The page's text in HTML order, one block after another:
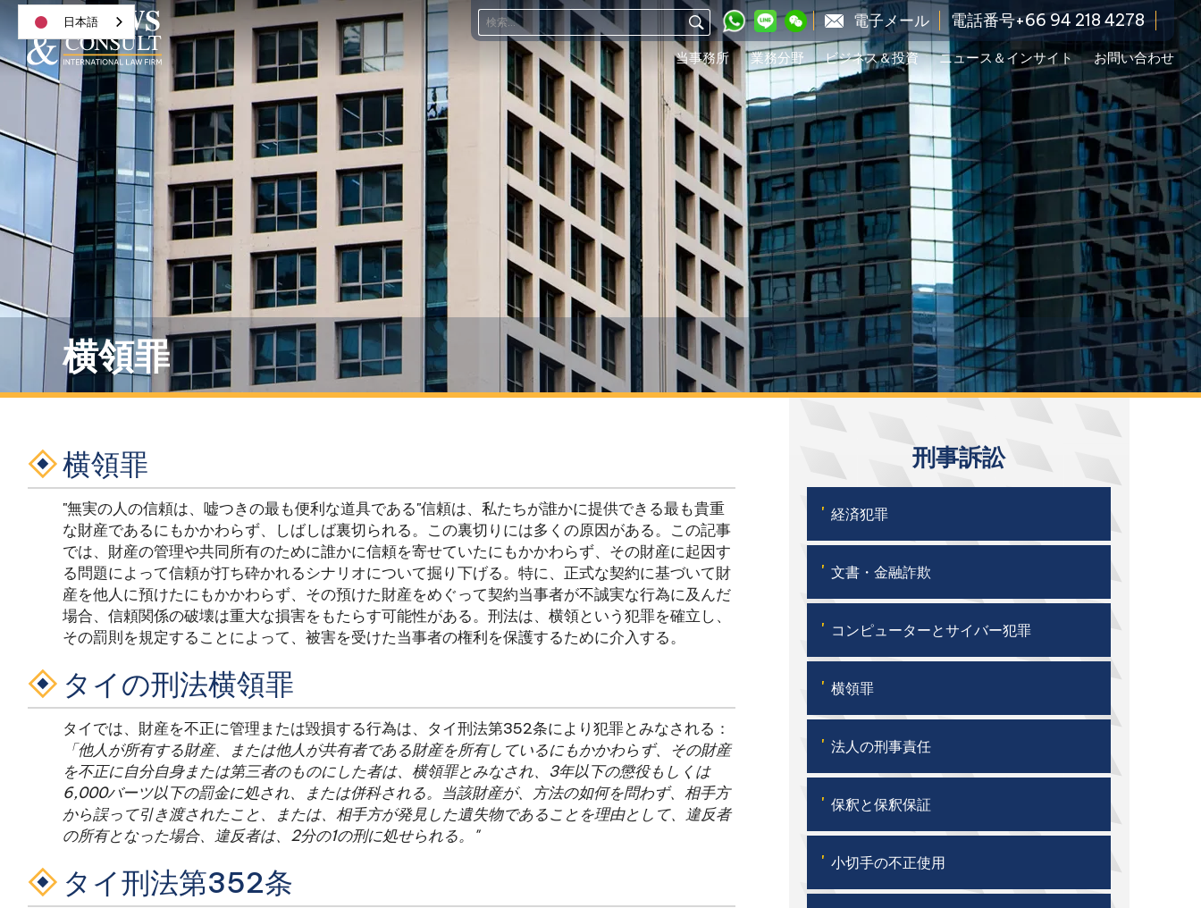
電子メール 電話番号+66 94 218 4278
当事務所 業務分野 ビジネス＆投資 ニュース＆インサイト お問い合わせ
横領罪
横領罪
"無実の人の信頼は、嘘つきの最も便利な道具である"信頼は、私たちが誰かに提供できる最も貴重
な財産であるにもかかわらず、しばしば裏切られる。この裏切りには多くの原因がある。この記事
では、財産の管理や共同所有のために誰かに信頼を寄せていたにもかかわらず、その財産に起因す
る問題によって信頼が打ち砕かれるシナリオについて掘り下げる。特に、正式な契約に基づいて財
産を他人に預けたにもかかわらず、その預けた財産をめぐって契約当事者が不誠実な行為に及んだ
場合、信頼関係の破壊は重大な損害をもたらす可能性がある。刑法は、横領という犯罪を確立し、
その罰則を規定することによって、被害を受けた当事者の権利を保護するために介入する。
タイの刑法横領罪
タイでは、財産を不正に管理または毀損する行為は、タイ刑法第352条により犯罪とみなされる：
「他人が所有する財産、または他人が共有者である財産を所有しているにもかかわらず、その財産
を不正に自分自身または第三者のものにした者は、横領罪とみなされ、3年以下の懲役もしくは
6,000バーツ以下の罰金に処され、または併科される。当該財産が、方法の如何を問わず、相手方
から誤って引き渡されたこと、または、相手方が発見した遺失物であることを理由として、違反者
の所有となった場合、違反者は、2分の1の刑に処せられる。"
タイ刑法第352条
刑事訴訟
' 経済犯罪
' 文書・金融詐欺
' コンピューターとサイバー犯罪
' 横領罪
' 法人の刑事責任
' 保釈と保釈保証
' 小切手の不正使用
日本語